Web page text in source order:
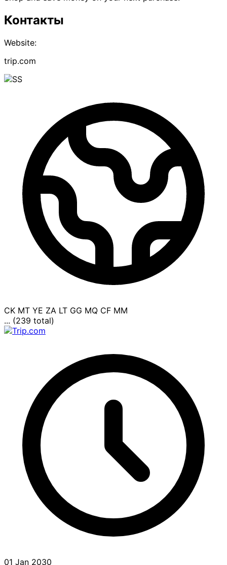
Контакты
Website:
trip.com
CK MT YE ZA LT GG MQ CF MM
... (239 total)
01 Jan 2030